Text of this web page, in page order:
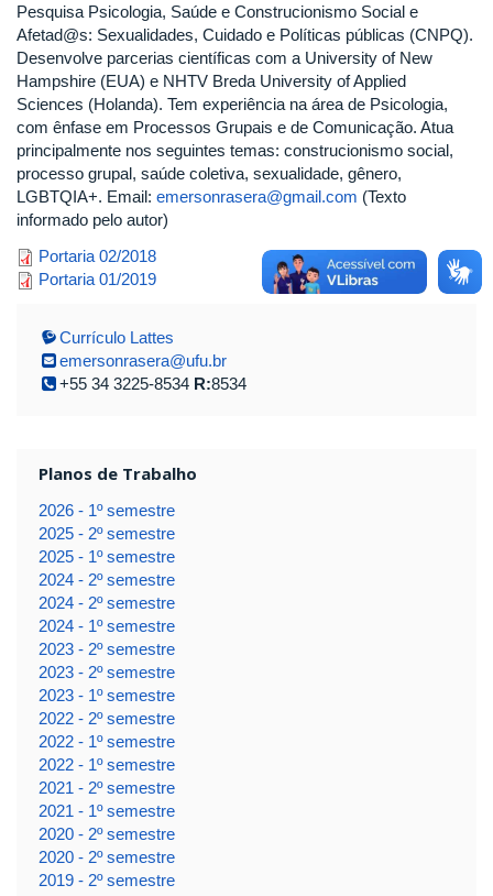
Pesquisa Psicologia, Saúde e Construcionismo Social e
Afetad@s: Sexualidades, Cuidado e Políticas públicas (CNPQ).
Desenvolve parcerias científicas com a University of New
Hampshire (EUA) e NHTV Breda University of Applied
Sciences (Holanda). Tem experiência na área de Psicologia,
com ênfase em Processos Grupais e de Comunicação. Atua
principalmente nos seguintes temas: construcionismo social,
processo grupal, saúde coletiva, sexualidade, gênero,
LGBTQIA+. Email: emersonrasera@gmail.com (Texto
informado pelo autor)
portaria_emerson_1.pdf
Portaria 02/2018
portaria_emerson.pdf
Portaria 01/2019
Currículo Lattes
emersonrasera@ufu.br
+55 34 3225-8534 R:8534
Planos de Trabalho
2026 - 1º semestre
2025 - 2º semestre
2025 - 1º semestre
2024 - 2º semestre
2024 - 2º semestre
2024 - 1º semestre
2023 - 2º semestre
2023 - 2º semestre
2023 - 1º semestre
2022 - 2º semestre
2022 - 1º semestre
2022 - 1º semestre
2021 - 2º semestre
2021 - 1º semestre
2020 - 2º semestre
2020 - 2º semestre
2019 - 2º semestre